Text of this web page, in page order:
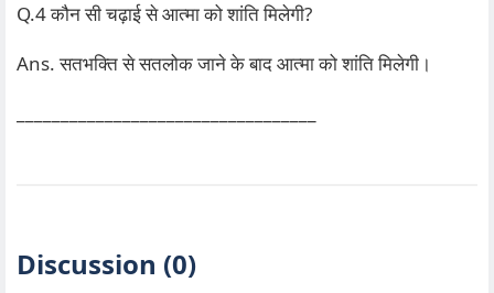
Q.4 कौन सी चढ़ाई से आत्मा को शांति मिलेगी?
Ans. सतभक्ति से सतलोक जाने के बाद आत्मा को शांति मिलेगी।
Discussion (0)